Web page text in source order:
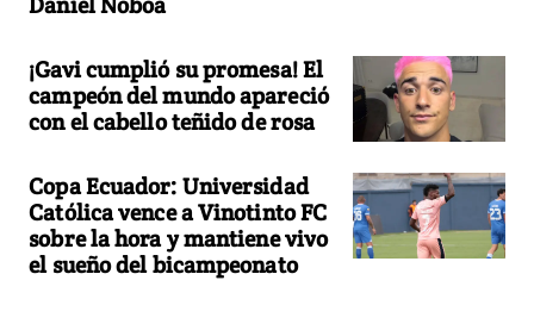
¡Gavi cumplió su promesa! El
campeón del mundo apareció
con el cabello teñido de rosa
Copa Ecuador: Universidad
Católica vence a Vinotinto FC
sobre la hora y mantiene vivo
el sueño del bicampeonato